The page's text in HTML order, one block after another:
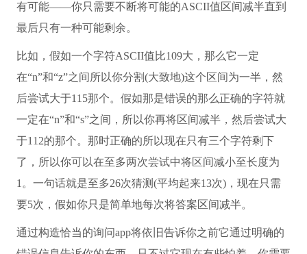
有可能——你只需要不断将可能的ASCII值区间减半直到
最后只有一种可能剩余。
比如，假如一个字符ASCII值比109大，那么它一定
在“n”和“z”之间所以你分割(大致地)这个区间为一半，然
后尝试大于115那个。假如那是错误的那么正确的字符就
一定在“n”和“s”之间，所以你再将区间减半，然后尝试大
于112的那个。那时正确的所以现在只有三个字符剩下
了，所以你可以在至多两次尝试中将区间减小至长度为
1。一句话就是至多26次猜测(平均起来13次)，现在只需
要5次，假如你只是简单地每次将答案区间减半。
通过构造恰当的询问app将依旧告诉你之前它通过明确的